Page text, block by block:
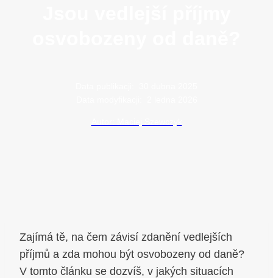
Zajímá tě, na čem závisí zdanění vedlejších
příjmů a zda mohou být osvobozeny od daně?
V tomto článku se dozvíš, v jakých situacích